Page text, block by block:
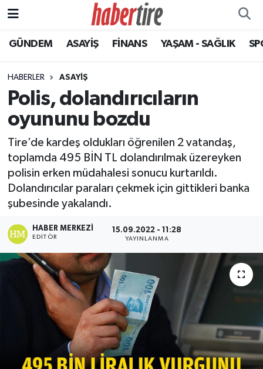
GÜNDEM ASAYİŞ FİNANS YAŞAM - SAĞLIK
HABERLER ASAYİŞ
Polis, dolandırıcıların
oyununu bozdu
Tire’de kardeş oldukları öğrenilen 2 vatandaş,
toplamda 495 BİN TL dolandırılmak üzereyken
polisin erken müdahalesi sonucu kurtarıldı.
Dolandırıcılar paraları çekmek için gittikleri banka
şubesinde yakalandı.
HABER MERKEZI
EDITÖR
15.09.2022 - 11:28
YAYINLANMA
Tire Nöbetçi Eczaneler
Tire Hava Durumu
Tire Trafik Yoğunluk Haritası
Tüm Manşetler
Son Dakika Haberleri
Haber Arşivi